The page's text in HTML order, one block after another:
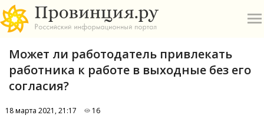
Может ли работодатель привлекать
работника к работе в выходные без его
согласия?
18 марта 2021, 21:17 16